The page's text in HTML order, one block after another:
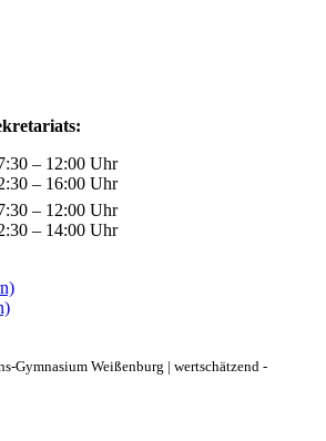
– 12:00 Uhr
– 16:00 Uhr
– 12:00 Uhr
– 14:00 Uhr
Gymnasium Weißenburg | wertschätzend -